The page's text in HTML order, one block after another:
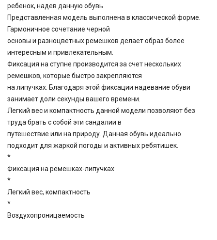
ребенок, надев данную обувь.
Представленная модель выполнена в классической форме.
Гармоничное сочетание черной
основы и разноцветных ремешков делает образ более
интересным и привлекательным.
Фиксация на ступне производится за счет нескольких
ремешков, которые быстро закрепляются
на липучках. Благодаря этой фиксации надевание обуви
занимает доли секунды вашего времени.
Легкий вес и компактность данной модели позволяют без
труда брать с собой эти сандалии в
путешествие или на природу. Данная обувь идеально
подходит для жаркой погоды и активных ребятишек.
*
Фиксация на ремешках-липучках
*
Легкий вес, компактность
*
Воздухопроницаемость